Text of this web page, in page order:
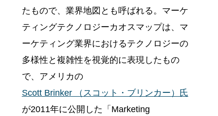
基本用語
活用事例
顧客分析手法
イベント
料金
たもので、業界地図とも呼ばれる。マーケ
ティングテクノロジーカオスマップは、マ
ーケティング業界におけるテクノロジーの
多様性と複雑性を視覚的に表現したもの
で、アメリカの
Scott Brinker （スコット・ブリンカー）氏
が2011年に公開した「Marketing